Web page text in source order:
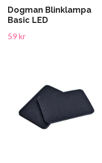
Dogman Blinklampa
Basic LED
59 kr